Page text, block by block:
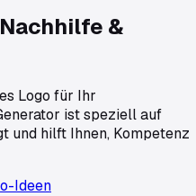
Nachhilfe &
Logo für Ihr
ist speziell auf
und hilft Ihnen, Kompetenz
Ideen